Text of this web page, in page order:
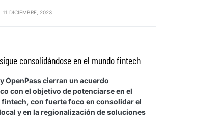
11 DICIEMBRE, 2023
consolidándose en el mundo fintech
OpenPass cierran un acuerdo
con el objetivo de potenciarse en el
fintech, con fuerte foco en consolidar el
y en la regionalización de soluciones